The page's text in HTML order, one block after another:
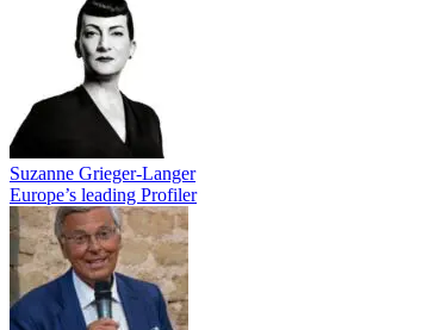
Suzanne Grieger-Langer
Europe’s leading Profiler